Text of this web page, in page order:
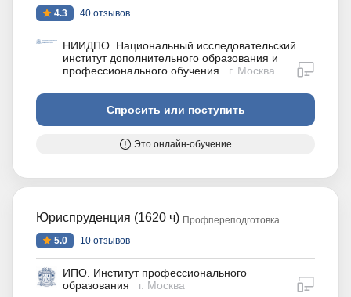
4.3
40 отзывов
НИИДПО. Национальный исследовательский
институт дополнительного образования и
профессионального обучения
г. Москва
Спросить или поступить
Это онлайн-обучение
Юриспруденция (1620 ч) Профпереподготовка
5.0
10 отзывов
ИПО. Институт профессионального
образования
г. Москва